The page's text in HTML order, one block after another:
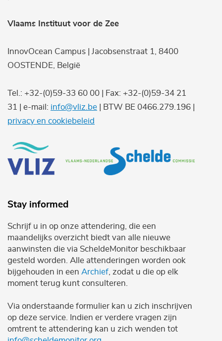
Vlaams Instituut voor de Zee
InnovOcean Campus | Jacobsenstraat 1, 8400
OOSTENDE, België
Tel.: +32-(0)59-33 60 00 | Fax: +32-(0)59-34 21
31 | e-mail: info@vliz.be | BTW BE 0466.279.196 |
privacy en cookiebeleid
Stay informed
Schrijf u in op onze attendering, die een
maandelijks overzicht biedt van alle nieuwe
aanwinsten die via ScheldeMonitor beschikbaar
gesteld worden. Alle attenderingen worden ook
bijgehouden in een Archief , zodat u die op elk
moment terug kunt consulteren.
Via onderstaande formulier kan u zich inschrijven
op deze service. Indien er verdere vragen zijn
omtrent te attendering kan u zich wenden tot